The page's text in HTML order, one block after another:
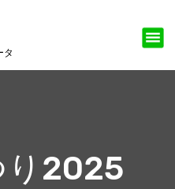
り2025